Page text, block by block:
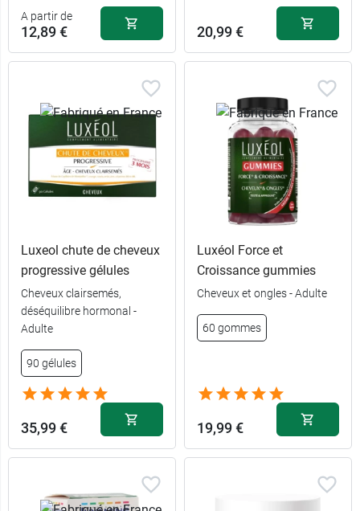
A partir de
12,89 €
comprimés
3 x 60
comprimés
23,98 €
20,99 €
Luxeol chute de cheveux
progressive gélules
Cheveux clairsemés,
déséquilibre hormonal -
Adulte
90 gélules
35,99 €
Luxéol Force et
Croissance gummies
Cheveux et ongles - Adulte
60 gommes
19,99 €